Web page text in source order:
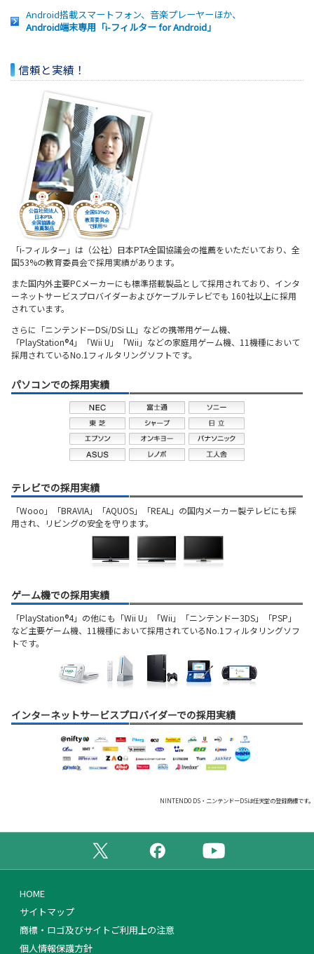
Android搭載スマートフォン、音楽プレーヤーほか、
Android端末専用「i-フィルター for Android」
信頼と実績！
「i-フィルター」は（公社）日本PTA全国協議会の推薦をいただいており、 全
国53%の教育委員会で採用実績があります。
また国内外主要PCメーカーにも標準搭載製品として採用されており、 インタ
ーネットサービスプロバイダーおよびケーブルテレビでも 160社以上に採用
されています。
さらに「ニンテンドーDSi/DSi LL」などの携帯用ゲーム機、
「PlayStation®4」「Wii U」「Wii」などの家庭用ゲーム機、 11機種において
採用されているNo.1フィルタリングソフトです。
パソコンでの採用実績
テレビでの採用実績
「Wooo」「BRAVIA」「AQUOS」「REAL」の国内メーカー製テレビにも採
用され、リビングの安全を守ります。
ゲーム機での採用実績
「PlayStation®4」の他にも「Wii U」「Wii」「ニンテンドー3DS」「PSP」
など主要ゲーム機、11機種において採用されているNo.1フィルタリングソフ
トです。
インターネットサービスプロバイダーでの採用実績
NINTENDO DS・ニンテンドーDSは任天堂の登録商標です。
公式X（旧Twitter）ページ
公式Facebookページ
HOME
サイトマップ
商標・ロゴ及びサイトご利用上の注意
個人情報保護方針